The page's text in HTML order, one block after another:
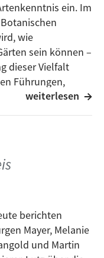
ein. Im
wie
sein können –
dieser Vielfalt
Führungen,
beliebte
das
weiterlesen
berichten
Mayer, Melanie
und Martin